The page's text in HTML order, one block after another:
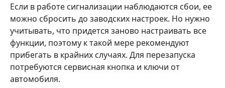
Если в работе сигнализации наблюдаются сбои, ее
можно сбросить до заводских настроек. Но нужно
учитывать, что придется заново настраивать все
функции, поэтому к такой мере рекомендуют
прибегать в крайних случаях. Для перезапуска
потребуются сервисная кнопка и ключи от
автомобиля.